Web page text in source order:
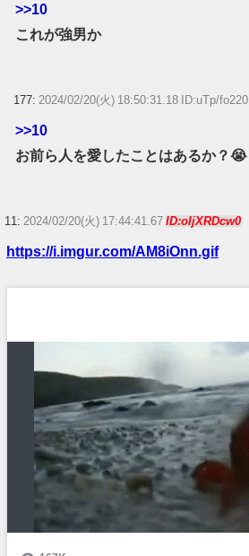
>>10
これが強男か
177: 2024/02/20(火) 18:50:31.18 ID:uTp/fo220
>>10
お前ら人を愛したことはあるか？😭
11: 2024/02/20(火) 17:44:41.67 ID:oIjXRDcw0
https://i.imgur.com/AM8iOnn.gif